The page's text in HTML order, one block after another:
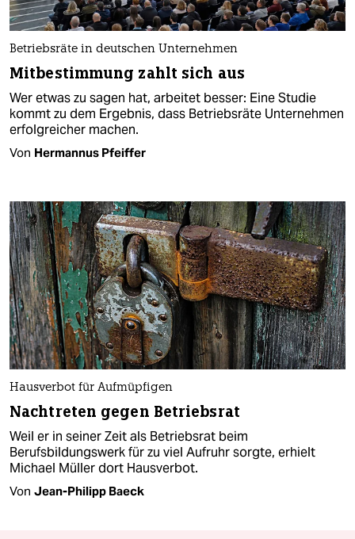
Betriebsräte in deutschen Unternehmen
Mitbestimmung zahlt sich aus
Wer etwas zu sagen hat, arbeitet besser: Eine Studie
kommt zu dem Ergebnis, dass Betriebsräte Unternehmen
erfolgreicher machen.
Von Hermannus Pfeiffer
Hausverbot für Aufmüpfigen
Nachtreten gegen Betriebsrat
Weil er in seiner Zeit als Betriebsrat beim
Berufsbildungswerk für zu viel Aufruhr sorgte, erhielt
Michael Müller dort Hausverbot.
Von Jean-Philipp Baeck